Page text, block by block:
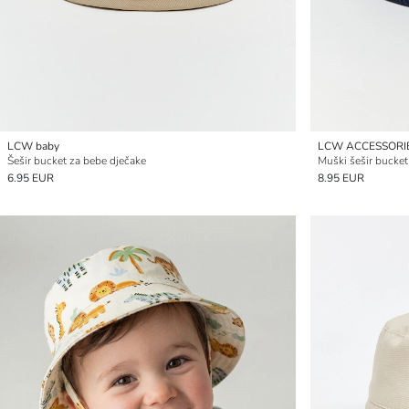
LCW baby
Šešir bucket za bebe dječake
6.95 EUR
LCW
Muški šešir bucket
8.95 EUR